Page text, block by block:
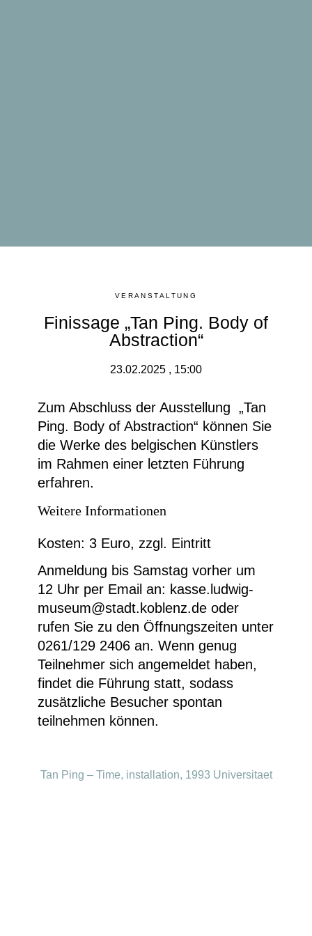
VERANSTALTUNG
Finissage „Tan Ping. Body of
Abstraction“
23.02.2025 , 15:00
Zum Abschluss der Ausstellung „Tan
Ping. Body of Abstraction“ können Sie
die Werke des belgischen Künstlers
im Rahmen einer letzten Führung
erfahren.
Weitere Informationen
Kosten: 3 Euro, zzgl. Eintritt
Anmeldung bis Samstag vorher um
12 Uhr per Email an: kasse.ludwig-
museum@stadt.koblenz.de oder
rufen Sie zu den Öffnungszeiten unter
0261/129 2406 an. Wenn genug
Teilnehmer sich angemeldet haben,
findet die Führung statt, sodass
zusätzliche Besucher spontan
teilnehmen können.
Tan Ping – Time, installation, 1993 Universitaet